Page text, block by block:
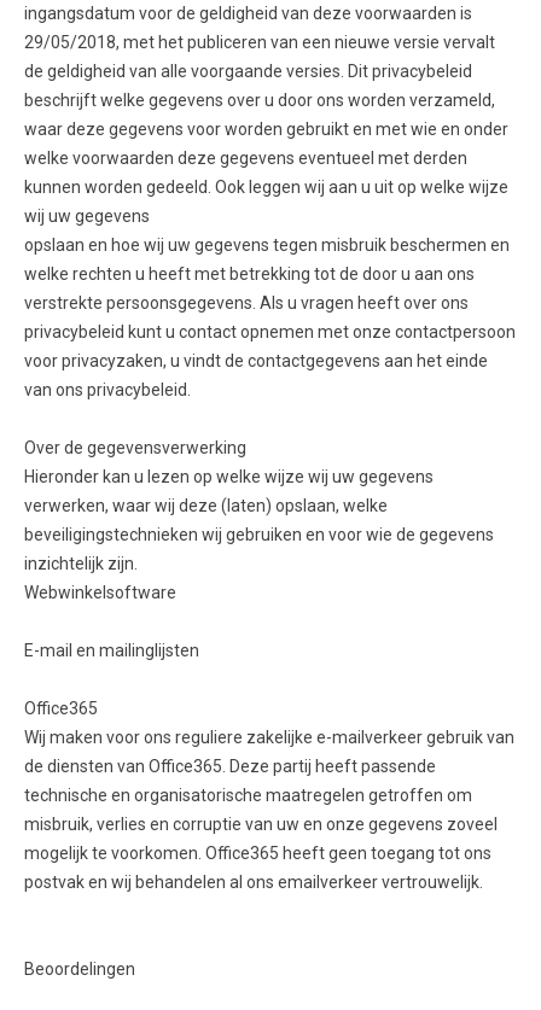
ingangsdatum voor de geldigheid van deze voorwaarden is
29/05/2018, met het publiceren van een nieuwe versie vervalt
de geldigheid van alle voorgaande versies. Dit privacybeleid
beschrijft welke gegevens over u door ons worden verzameld,
waar deze gegevens voor worden gebruikt en met wie en onder
welke voorwaarden deze gegevens eventueel met derden
kunnen worden gedeeld. Ook leggen wij aan u uit op welke wijze
wij uw gegevens
opslaan en hoe wij uw gegevens tegen misbruik beschermen en
welke rechten u heeft met betrekking tot de door u aan ons
verstrekte persoonsgegevens. Als u vragen heeft over ons
privacybeleid kunt u contact opnemen met onze contactpersoon
voor privacyzaken, u vindt de contactgegevens aan het einde
van ons privacybeleid.
Over de gegevensverwerking
Hieronder kan u lezen op welke wijze wij uw gegevens
verwerken, waar wij deze (laten) opslaan, welke
beveiligingstechnieken wij gebruiken en voor wie de gegevens
inzichtelijk zijn.
Webwinkelsoftware
E-mail en mailinglijsten
Office365
Wij maken voor ons reguliere zakelijke e-mailverkeer gebruik van
de diensten van Office365. Deze partij heeft passende
technische en organisatorische maatregelen getroffen om
misbruik, verlies en corruptie van uw en onze gegevens zoveel
mogelijk te voorkomen. Office365 heeft geen toegang tot ons
postvak en wij behandelen al ons emailverkeer vertrouwelijk.
Beoordelingen